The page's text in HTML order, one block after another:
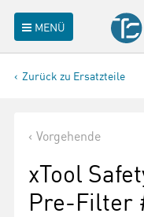
MENÜ
Zurück zu Ersatzteile
Vorgehende
xTool
Pre-Filter